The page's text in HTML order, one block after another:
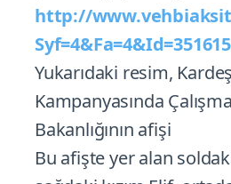
http://
Yukarıdaki resim,
Kampanyasında
Bakanlığının afişi
Bu afişte yer alan